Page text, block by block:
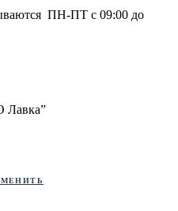
ПН-ПТ с 09:00 до
Лавка”